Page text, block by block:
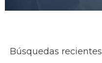
Búsquedas recientes